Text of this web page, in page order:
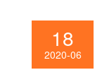
18
2020-06